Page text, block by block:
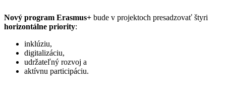
Nový program Erasmus+ bude v projektoch presadzovať štyri
horizontálne priority:
inklúziu,
digitalizáciu,
udržateľný rozvoj a
aktívnu participáciu.